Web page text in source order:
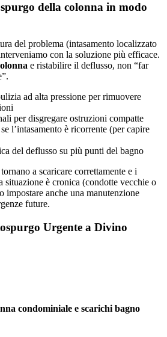
della colonna in modo
del problema (intasamento localizzato
con la soluzione più efficace.
e ristabilire il deflusso, non “far
ad alta pressione per rimuovere
per disgregare ostruzioni compatte
l’intasamento è ricorrente (per capire
del deflusso su più punti del bagno
a scaricare correttamente e i
situazione è cronica (condotte vecchie o
impostare anche una manutenzione
future.
Urgente a Divino
condominiale e scarichi bagno